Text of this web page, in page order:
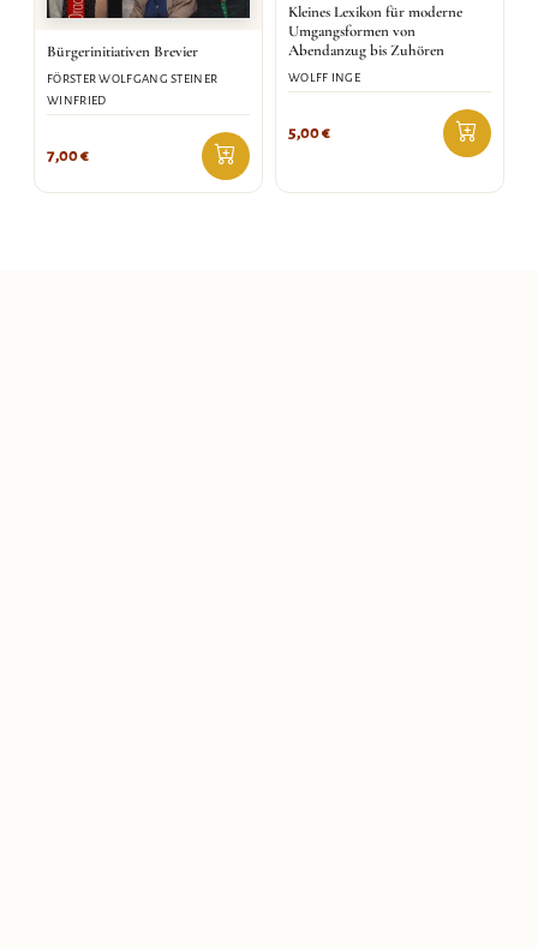
Bürgerinitiativen Brevier
FÖRSTER WOLFGANG STEINER
WINFRIED
7,00€
Kleines Lexikon für moderne
Umgangsformen von
Abendanzug bis Zuhören
WOLFF INGE
5,00€